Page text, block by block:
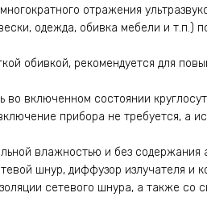
отражения
одежда, обивка мебели и т.п.)
обивкой, рекомендуется для
включенном состоянии
прибора не требуется, а
влажностью и без содержания
шнур, диффузор излучателя и
сетевого шнура, а также со